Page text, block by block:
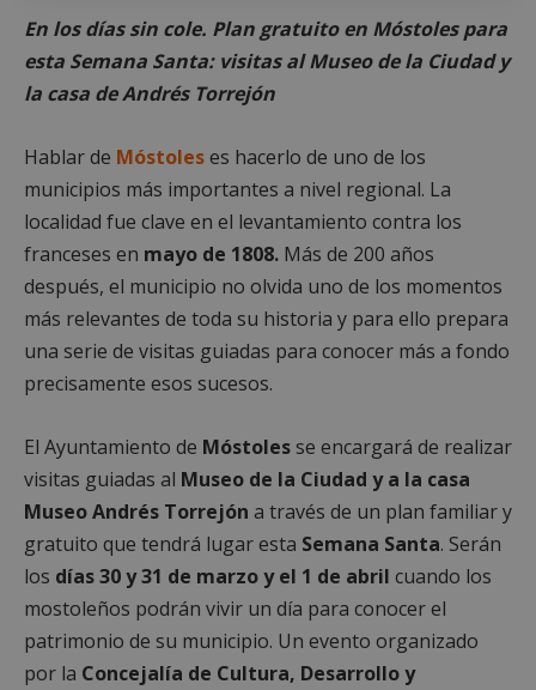
En los días sin cole. Plan gratuito en Móstoles para
esta Semana Santa: visitas al Museo de la Ciudad y
la casa de Andrés Torrejón
Hablar de Móstoleses hacerlo de uno de los
municipios más importantes a nivel regional. La
localidad fue clave en el levantamiento contra los
franceses en mayo de 1808. Más de 200 años
después, el municipio no olvida uno de los momentos
más relevantes de toda su historia y para ello prepara
una serie de visitas guiadas para conocer más a fondo
precisamente esos sucesos.
El Ayuntamiento de Móstolesse encargará de realizar
visitas guiadas al Museo de la Ciudad y a la casa
Museo Andrés Torrejón a través de un plan familiar y
gratuito que tendrá lugar esta Semana Santa. Serán
los días 30 y 31 de marzo y el 1 de abril cuando los
mostoleños podrán vivir un día para conocer el
patrimonio de su municipio. Un evento organizado
por la Concejalía de Cultura, Desarrollo y